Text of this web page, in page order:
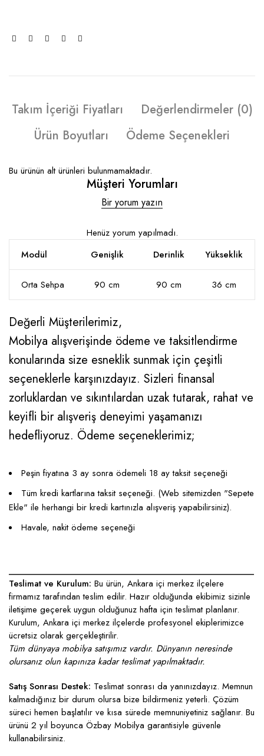
Takım İçeriği Fiyatları
Değerlendirmeler (0)
Ürün Boyutları
Ödeme Seçenekleri
Bu ürünün alt ürünleri bulunmamaktadır.
Müşteri Yorumları
Bir yorum yazın
Henüz yorum yapılmadı.
Modül
Genişlik Derinlik Yükseklik
Orta Sehpa 90 cm 90 cm 36 cm
Değerli Müşterilerimiz,
Mobilya alışverişinde ödeme ve taksitlendirme
konularında size esneklik sunmak için çeşitli
seçeneklerle karşınızdayız. Sizleri finansal
zorluklardan ve sıkıntılardan uzak tutarak, rahat ve
keyifli bir alışveriş deneyimi yaşamanızı
hedefliyoruz. Ödeme seçeneklerimiz;
Peşin fiyatına 3 ay sonra ödemeli 18 ay taksit seçeneği
Tüm kredi kartlarına taksit seçeneği. (Web sitemizden "Sepete
Ekle" ile herhangi bir kredi kartınızla alışveriş yapabilirsiniz).
Havale, nakit ödeme seçeneği
____________________________________________________
Teslimat ve Kurulum: Bu ürün, Ankara içi merkez ilçelere
firmamız tarafından teslim edilir. Hazır olduğunda ekibimiz sizinle
iletişime geçerek uygun olduğunuz hafta için teslimat planlanır.
Kurulum, Ankara içi merkez ilçelerde profesyonel ekiplerimizce
ücretsiz olarak gerçekleştirilir.
Tüm dünyaya mobilya satışımız vardır. Dünyanın neresinde
olursanız olun kapınıza kadar teslimat yapılmaktadır.
Satış Sonrası Destek: Teslimat sonrası da yanınızdayız. Memnun
kalmadığınız bir durum olursa bize bildirmeniz yeterli. Çözüm
süreci hemen başlatılır ve kısa sürede memnuniyetiniz sağlanır. Bu
ürünü 2 yıl boyunca Özbay Mobilya garantisiyle güvenle
kullanabilirsiniz.